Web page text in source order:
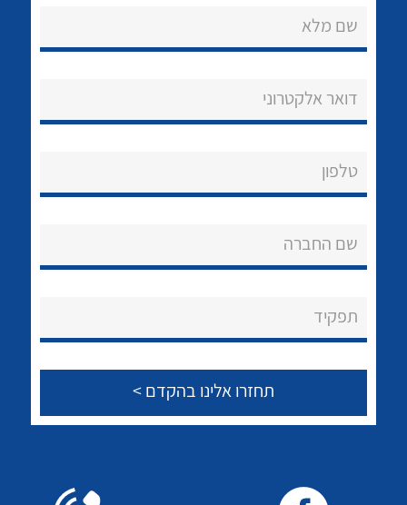
הצוות שלנו
שירותי תמיכה
צור קשר
לכל מוצרי היצרן לכל מוצרי היצרן
שם מלא
דואר אלקטרוני
טלפון
שם החברה
תפקיד